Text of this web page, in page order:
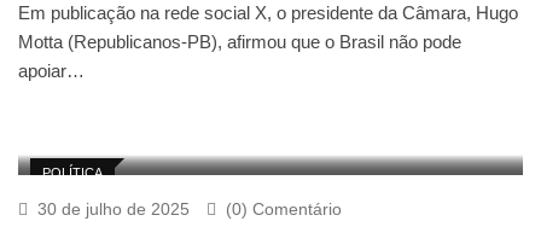
Em publicação na rede social X, o presidente da Câmara, Hugo
Motta (Republicanos-PB), afirmou que o Brasil não pode
apoiar…
POLÍTICA
30 de julho de 2025 (0) Comentário